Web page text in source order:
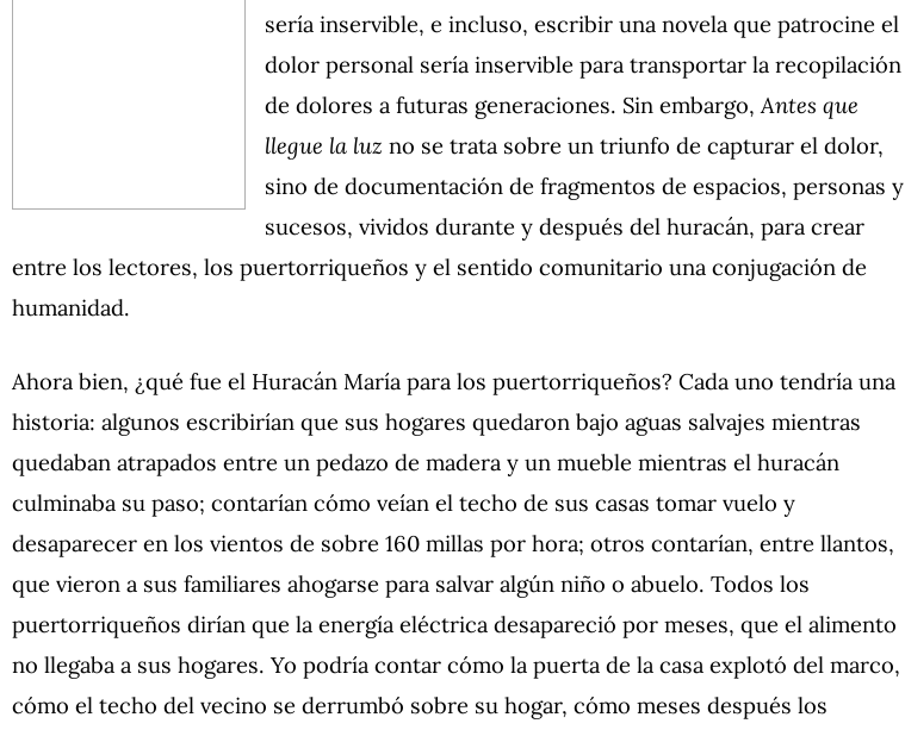
sería inservible, e incluso, escribir una novela que patrocine el
dolor personal sería inservible para transportar la recopilación
de dolores a futuras generaciones. Sin embargo,Antes que
llegue la luz no se trata sobre un triunfo de capturar el dolor,
sino de documentación de fragmentos de espacios, personas y
sucesos, vividos durante y después del huracán, para crear
entre los lectores, los puertorriqueños y el sentido comunitario una conjugación de
humanidad.
Ahora bien, ¿qué fue el Huracán María para los puertorriqueños? Cada uno tendría una
historia: algunos escribirían que sus hogares quedaron bajo aguas salvajes mientras
quedaban atrapados entre un pedazo de madera y un mueble mientras el huracán
culminaba su paso; contarían cómo veían el techo de sus casas tomar vuelo y
desaparecer en los vientos de sobre 160 millas por hora; otros contarían, entre llantos,
que vieron a sus familiares ahogarse para salvar algún niño o abuelo. Todos los
puertorriqueños dirían que la energía eléctrica desapareció por meses, que el alimento
no llegaba a sus hogares. Yo podría contar cómo la puerta de la casa explotó del marco,
cómo el techo del vecino se derrumbó sobre su hogar, cómo meses después los